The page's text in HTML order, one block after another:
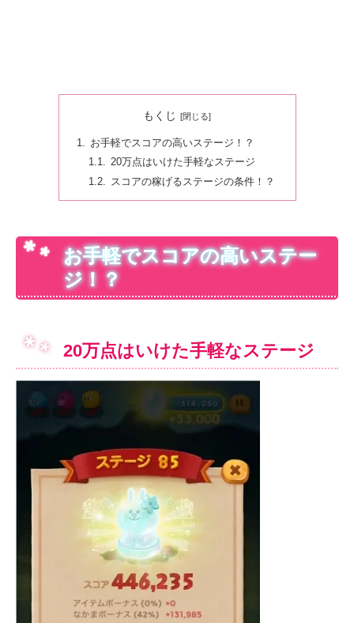
もくじ
お手軽でスコアの高いステージ！？
20万点はいけた手軽なステージ
スコアの稼げるステージの条件！？
お手軽でスコアの高いステー
ジ！？
20万点はいけた手軽なステージ